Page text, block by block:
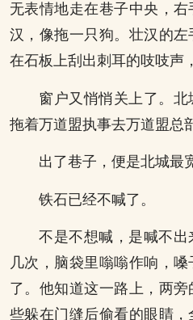
无表情地走在巷子中央，
汉，像拖一只狗。壮汉的
在石板上刮出刺耳的吱吱声
窗户又悄悄关上了。
拖着万道盟执事去万道盟总
出了巷子，便是北城最
铁石已经不喊了。
不是不想喊，是喊不
几次，脑袋里嗡嗡作响，
了。他知道这一路上，两
些躲在门缝后偷看的眼睛